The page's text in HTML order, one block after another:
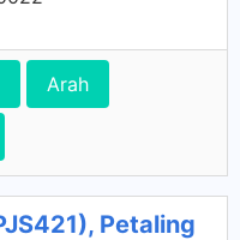
Arah
Petaling